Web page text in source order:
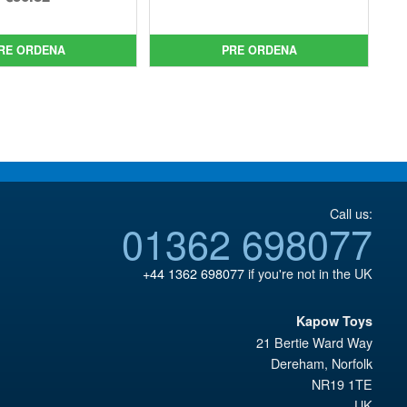
original
era:
precio
actual
ORDENA
era:
€79.90.
actual
es:
PRE ORDENA
Call us:
01362 698077
+44 1362 698077if you're not in the UK
Kapow Toys
21 Bertie Ward Way
Dereham, Norfolk
NR19 1TE